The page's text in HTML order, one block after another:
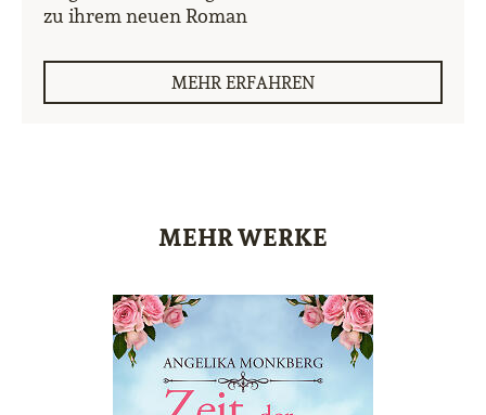
zu ihrem neuen Roman
MEHR ERFAHREN
MEHR WERKE